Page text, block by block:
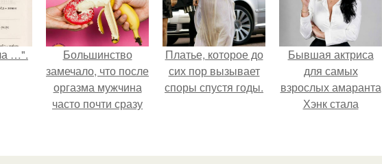
…".
Большинство
замечало, что после
оргазма мужчина
часто почти сразу
как женщина может
Платье, которое до
сих пор вызывает
споры спустя годы.
Бывшая актриса
для самых
взрослых амаранта
Хэнк стала